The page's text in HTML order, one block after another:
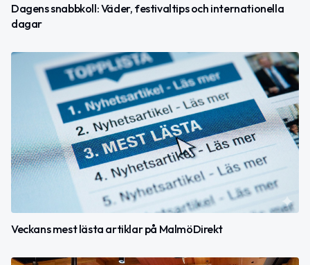
Dagens snabbkoll: Väder, festivaltips och internationella
dagar
Veckans mest lästa artiklar på MalmöDirekt